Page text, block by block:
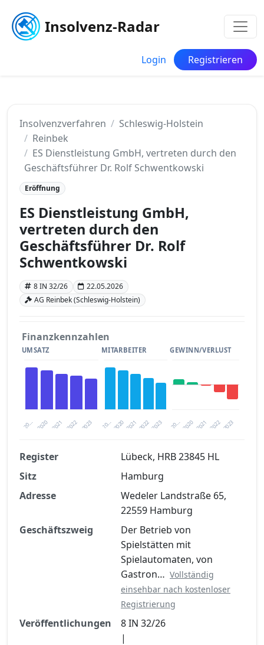
Insolvenz-Radar
Login Registrieren
Insolvenzverfahren
Schleswig-Holstein
Reinbek
ES Dienstleistung GmbH, vertreten durch den
Geschäftsführer Dr. Rolf Schwentkowski
Eröffnung
ES Dienstleistung GmbH,
vertreten durch den
Geschäftsführer Dr. Rolf
Schwentkowski
8 IN 32/26
22.05.2026
AG Reinbek (Schleswig-Holstein)
Finanzkennzahlen
UMSATZ
20… 2021 2023
2020 2022
MITARBEITER
20… 2021 2023
2020 2022
GEWINN/VERLUST
20… 2021 2023
2020 2022
Finanzkennzahlen nach kostenloser
Registrierung verfügbar
Jetzt kostenlos registrieren
Register
Lübeck, HRB 23845 HL
Sitz
Hamburg
Adresse
Wedeler Landstraße 65,
22559 Hamburg
Geschäftszweig
Der Betrieb von
Spielstätten mit
Spielautomaten, von
Gastron… Vollständig
einsehbar nach kostenloser
Registrierung
Veröffentlichungen
8 IN 32/26
|